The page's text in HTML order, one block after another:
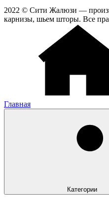
2022 © Сити Жалюзи —
карнизы, шьем шторы. Все
Главная
Категории